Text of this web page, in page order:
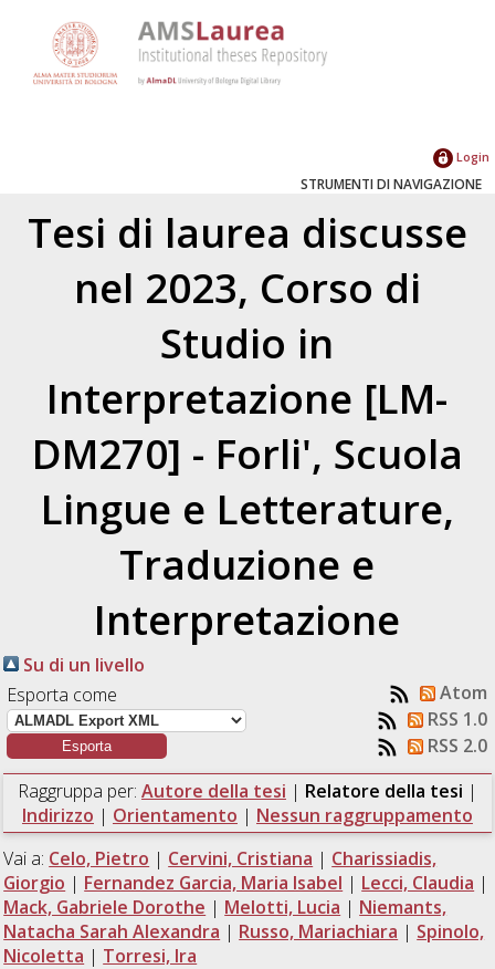
Login
STRUMENTI DI NAVIGAZIONE
Tesi di laurea discusse
nel 2023, Corso di
Studio in
Interpretazione [LM-
DM270] - Forli', Scuola
Lingue e Letterature,
Traduzione e
Interpretazione
Su di un livello
Esporta come
Atom
RSS 1.0
RSS 2.0
Raggruppa per: Autore della tesi | Relatore della tesi |
Indirizzo | Orientamento | Nessun raggruppamento
Vai a: Celo, Pietro | Cervini, Cristiana | Charissiadis,
Giorgio | Fernandez Garcia, Maria Isabel | Lecci, Claudia |
Mack, Gabriele Dorothe | Melotti, Lucia | Niemants,
Natacha Sarah Alexandra | Russo, Mariachiara | Spinolo,
Nicoletta | Torresi, Ira